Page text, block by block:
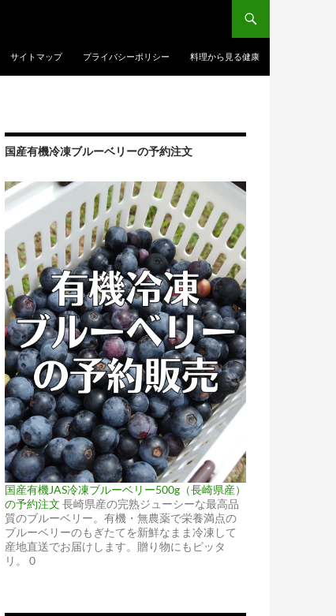
サイトマップ プライバシーポリシー 料理から見る健康
国産有機冷凍ブルーベリーの予約注文
国産有機JAS冷凍ブルーベリー500g（長崎県産）
の予約注文 長崎県産の完熟ジューシーな最高品
質のブルーベリー。有機・無農薬で栄養満点の
ブルーベリーのもぎたてを新鮮なまま冷凍して
産地直送でお届けします。贈り物にもピッタ
リ。 0